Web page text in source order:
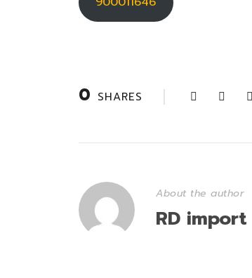
0 SHARES
About the author
RD import